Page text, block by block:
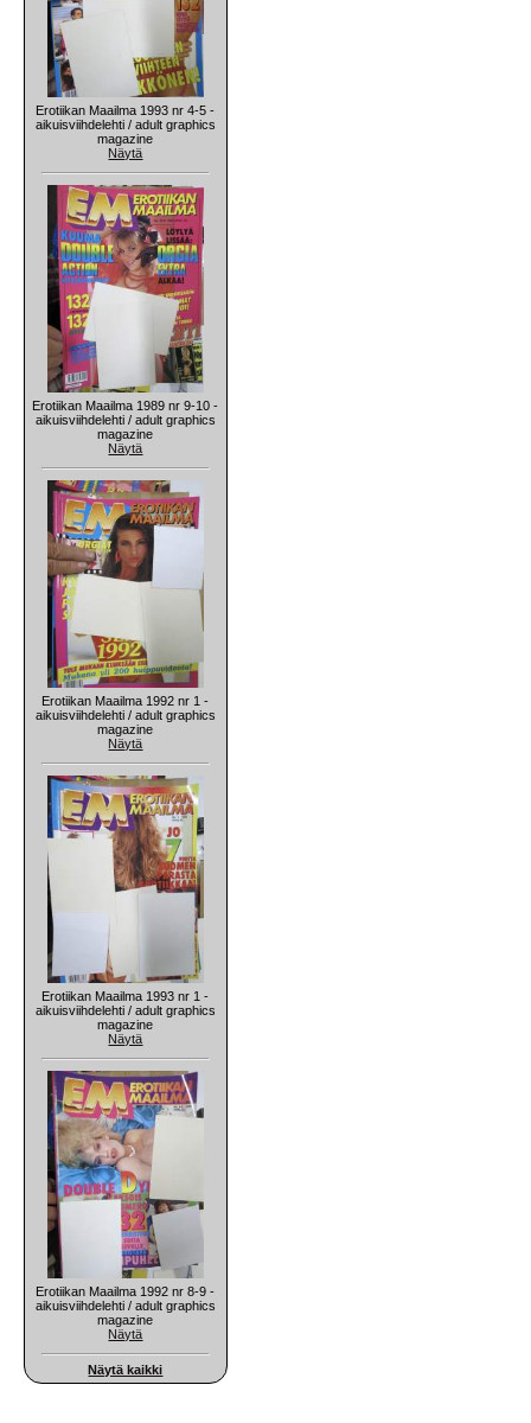
Erotiikan Maailma 1993 nr 4-5 -
aikuisviihdelehti / adult graphics
magazine
Näytä
Erotiikan Maailma 1989 nr 9-10 -
aikuisviihdelehti / adult graphics
magazine
Näytä
Erotiikan Maailma 1992 nr 1 -
aikuisviihdelehti / adult graphics
magazine
Näytä
Erotiikan Maailma 1993 nr 1 -
aikuisviihdelehti / adult graphics
magazine
Näytä
Erotiikan Maailma 1992 nr 8-9 -
aikuisviihdelehti / adult graphics
magazine
Näytä
Näytä kaikki